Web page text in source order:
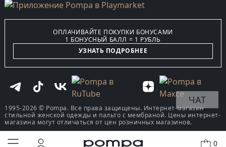
0
ОПЛАЧИВАЙТЕ ПОКУПКИ БОНУСАМИ
1 БОНУСНЫЙ БАЛЛ = 1 РУБЛЬ
УЗНАТЬ ПОДРОБНЕЕ
1995-2026 © Pompa. Все права защищены. Интернет-магазин
стильной женской одежды и пальто с мембраной. Цены интернет-
магазина могут отличаться от цен розничных магазинов.
ЧАТ